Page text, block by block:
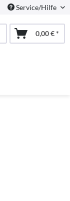
Service/Hilfe
0,00 € *